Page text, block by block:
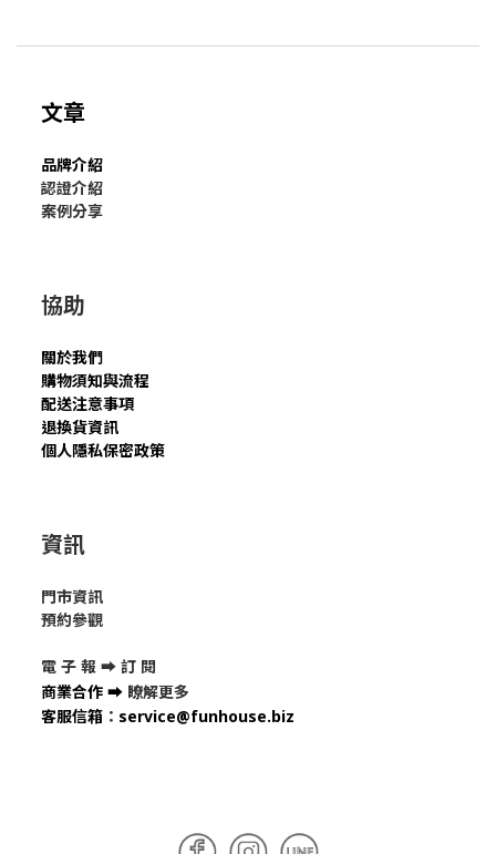
文章
品牌介紹
認證介紹
案例分享
協助
關於我們
購物須知與流程
配送注意事項
退換貨資訊
個人隱私保密政策
資訊
門市資訊
預約參觀
電 子 報 ➡ 訂 閱
商業合作 ➡ 瞭解更多
客服信箱 ： service@funhouse.biz